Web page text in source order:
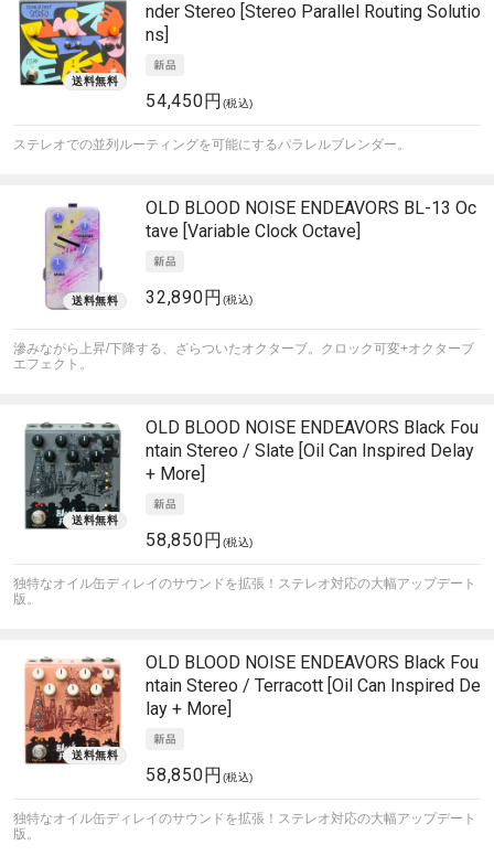
nder Stereo [Stereo Parallel Routing Solutio
ns]
54,450円 (税込)
ステレオでの並列ルーティングを可能にするパラレルブレンダー。
OLD BLOOD NOISE ENDEAVORS BL-13 Oc
tave [Variable Clock Octave]
32,890円 (税込)
滲みながら上昇/下降する、ざらついたオクターブ。クロック可変+オクターブ
エフェクト。
OLD BLOOD NOISE ENDEAVORS Black Fou
ntain Stereo / Slate [Oil Can Inspired Delay
+ More]
58,850円 (税込)
独特なオイル缶ディレイのサウンドを拡張！ステレオ対応の大幅アップデート
版。
OLD BLOOD NOISE ENDEAVORS Black Fou
ntain Stereo / Terracott [Oil Can Inspired De
lay + More]
58,850円 (税込)
独特なオイル缶ディレイのサウンドを拡張！ステレオ対応の大幅アップデート
版。